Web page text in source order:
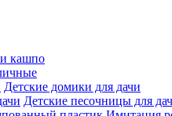
кашпо
Детские домики для дачи
Детские песочницы для